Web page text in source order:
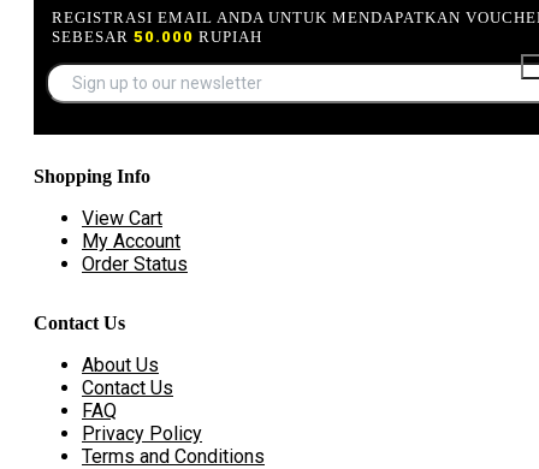
REGISTRASI EMAIL ANDA UNTUK MENDAPATKAN
SEBESAR 50.000 RUPIAH
Shopping Info
View Cart
My Account
Order Status
Contact Us
About Us
Contact Us
FAQ
Privacy Policy
Terms and Conditions